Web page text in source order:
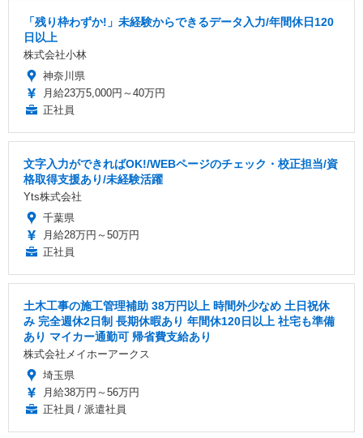
「残り枠わずか!」未経験からできるデータ入力/年間休日120
日以上
株式会社小林
神奈川県
月給23万5,000円～40万円
正社員
文字入力ができればOK!/WEBページのチェック・校正担当/資
格取得支援あり/未経験活躍
Yts株式会社
千葉県
月給28万円～50万円
正社員
土木工事の施工管理補助 38万円以上 時間外少なめ 土日祝休
み 完全週休2日制 長期休暇あり 年間休120日以上 社宅も準備
あり マイカー通勤可 帰省費支給あり
株式会社メイホーアークス
埼玉県
月給38万円～56万円
正社員 / 派遣社員